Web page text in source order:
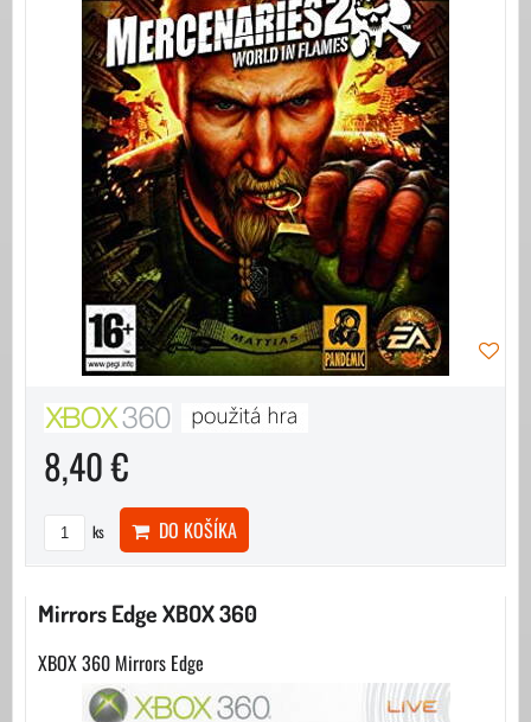
8,40 €
ks DO KOŠÍKA
Mirrors Edge XBOX 360
XBOX 360 Mirrors Edge